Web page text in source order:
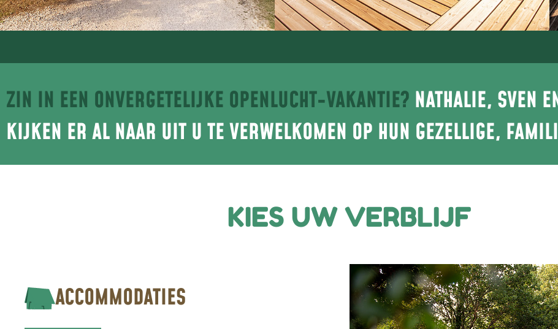
Autovrije camping voor een
rustgevend verblijf
ZIN IN EEN ONVERGETELIJKE OPENLUCHT-VAKANTIE? NATHALIE, SVEN
KIJKEN ER AL NAAR UIT U TE VERWELKOMEN OP HUN GEZELLIGE,
KIES UW VERBLIJF
ACCOMMODATIES